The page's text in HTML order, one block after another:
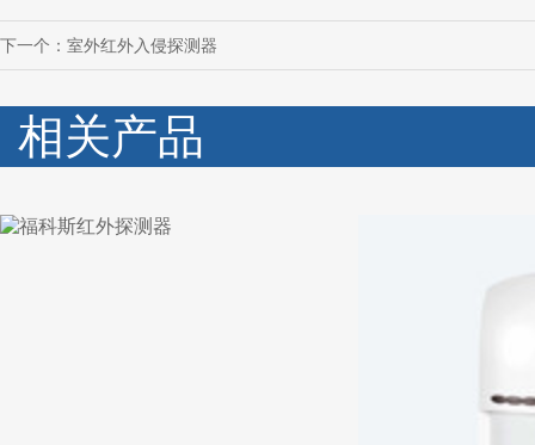
下一个： 室外红外入侵探测器
相关产品